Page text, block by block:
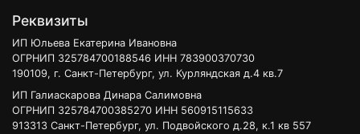
Реквизиты
ИП Юльева Екатерина Ивановна
ОГРНИП 325784700188546 ИНН 783900370730
190109, г. Санкт-Петербург, ул. Курляндская д.4 кв.7
ИП Галиаскарова Динара Салимовна
ОГРНИП 325784700385270 ИНН 560915115633
913313 Санкт-Петербург, ул. Подвойского д.28, к.1 кв 557